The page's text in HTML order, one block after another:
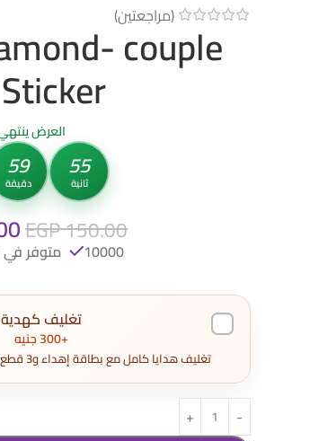
(مراجعتين)
couple
العرض
59
دقيقة 53
ثانية
EGP150.00
10000 متوفر في المخزون
تغليف كهدية
+300 جنيه
تغليف هدايا كامل مع بطاقة إهداء و3 قطع شوكولاتة وشنطة كرافت.